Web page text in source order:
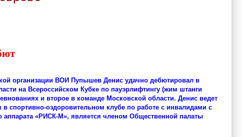
организации ВОИ Пупышев Денис удачно дебютировал в
на Всероссийском Кубке по пауэрлифтингу (жим штанги
и второе в команде Московской области. Денис ведет
в спортивно-оздоровительном клубе по работе с инвалидами с
аппарата «РИСК-М», является членом Общественной палаты